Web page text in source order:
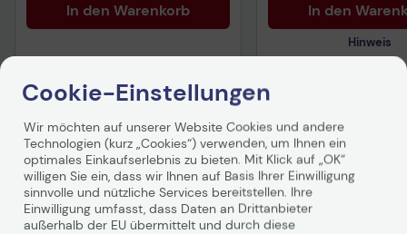
In den Warenkorb In den
Hinweis
Produktbeschreibung
Cookie-Einstellungen
Wir möchten auf unserer Website Cookies und andere
Technologien (kurz „Cookies“) verwenden, um Ihnen ein
optimales Einkaufserlebnis zu bieten. Mit Klick auf „OK“
willigen Sie ein, dass wir Ihnen auf Basis Ihrer Einwilligung
sinnvolle und nützliche Services bereitstellen. Ihre
Einwilligung umfasst, dass Daten an Drittanbieter
außerhalb der EU übermittelt und durch diese